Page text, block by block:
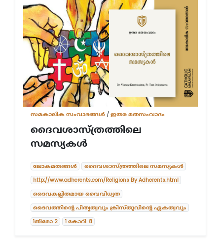
സമകാലിക സംവാദങ്ങൾ /ഇതര മതസംവാദം
ദൈവശാസ്ത്രത്തിലെ
സമസ്യകൾ
ലോകമതങ്ങൾ
ദൈവശാസ്ത്രത്തിലെ സമസ്യകൾ
http://www.adherents.com/Religions By Adherents.html
ദൈവകല്പിതമായ വൈവിധ്യത
ദൈവത്തിന്റെ പിതൃത്വവും ക്രിസ്തുവിന്റെ ഏകത്വവും
1തിമോ 2
1 കോറി. 8